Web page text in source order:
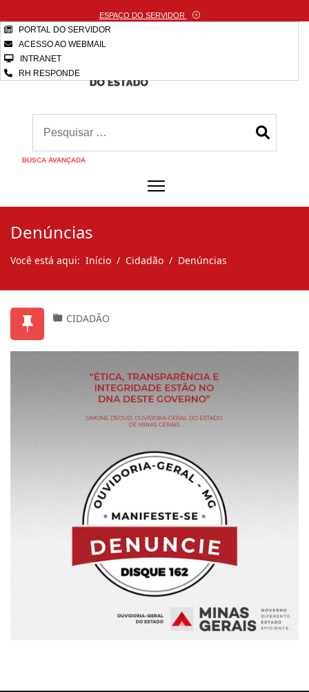
ESPAÇO DO SERVIDOR
PORTAL DO SERVIDOR
ACESSO AO WEBMAIL
INTRANET
RH RESPONDE
BUSCA AVANÇADA
Denúncias
Você está aqui: Início Cidadão Denúncias
CIDADÃO